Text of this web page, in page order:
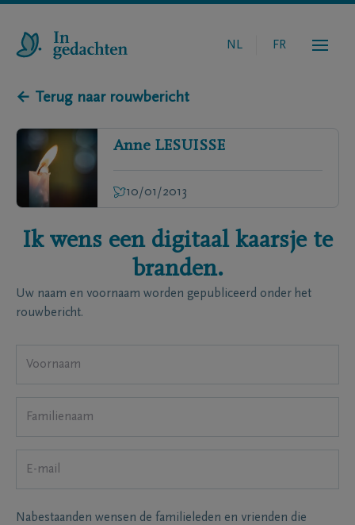
NL FR
← Terug naar rouwbericht
Anne LESUISSE
10/01/2013
Ik wens een digitaal kaarsje te
branden.
Uw naam en voornaam worden gepubliceerd onder het
rouwbericht.
Nabestaanden wensen de familieleden en vrienden die